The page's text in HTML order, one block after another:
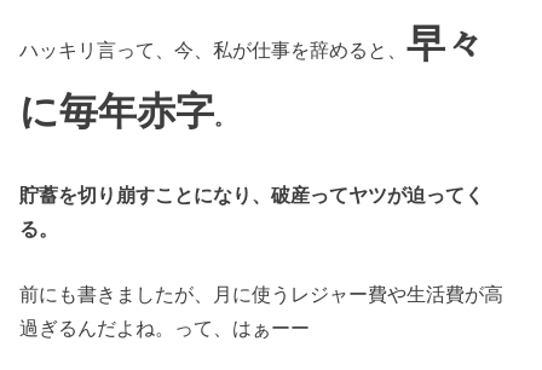
ハッキリ言って、今、私が仕事を辞めると、早々
に毎年赤字。
貯蓄を切り崩すことになり、破産ってヤツが迫ってく
る。
前にも書きましたが、月に使うレジャー費や生活費が高
過ぎるんだよね。って、はぁーー